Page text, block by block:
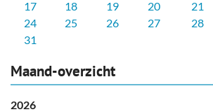
17
18 19 20 21
24
25 26 27 28
31
Maand-overzicht
2026